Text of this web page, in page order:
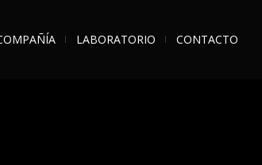
LABORATORIO CONTACTO